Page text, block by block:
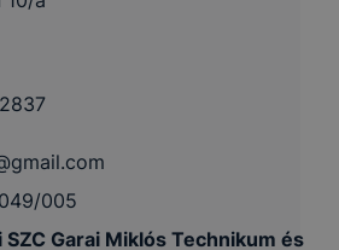
005
Garai Miklós Technikum és